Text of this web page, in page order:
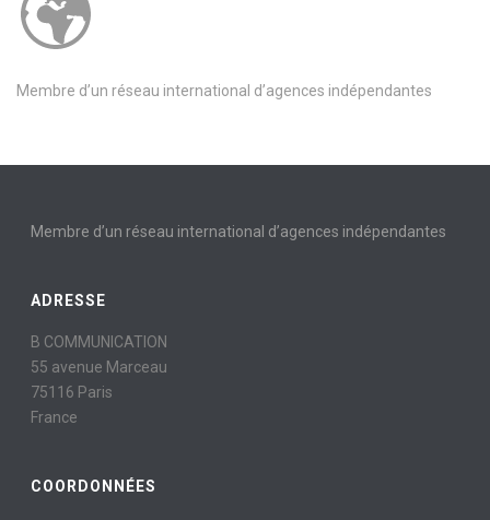
Membre d’un réseau international d’agences indépendantes
Membre d’un réseau international d’agences indépendantes
ADRESSE
B COMMUNICATION
55 avenue Marceau
75116 Paris
France
COORDONNÉES